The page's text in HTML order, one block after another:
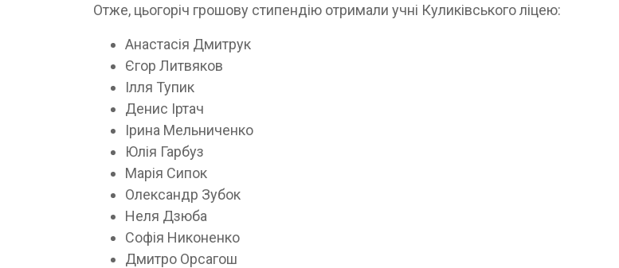
Отже, цьогоріч грошову стипендію отримали учні Куликівського ліцею:
Анастасія Дмитрук
Єгор Литвяков
Ілля Тупик
Денис Іртач
Ірина Мельниченко
Юлія Гарбуз
Марія Сипок
Олександр Зубок
Неля Дзюба
Софія Никоненко
Дмитро Орсагош